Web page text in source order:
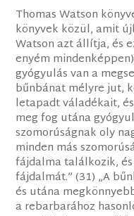
Thomas Watson
könyvek közül, amit
Watson azt állítja, és
enyém
gyógyulás van a
bűnbánat mélyre jut,
letapadt váladékait,
meg fog utána
szomorúságnak oly
minden más
fájdalma találkozik,
fájdalmát.” (31) „A
és utána
a rebarbarához